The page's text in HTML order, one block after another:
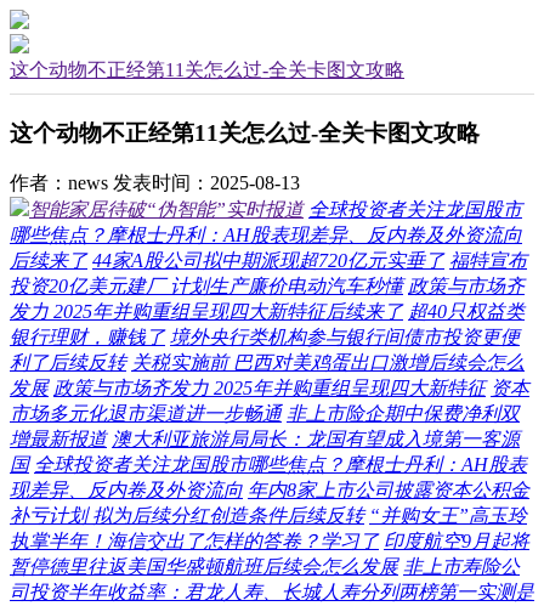
这个动物不正经第11关怎么过-全关卡图文攻略
这个动物不正经第11关怎么过-全关卡图文攻略
作者：news 发表时间：2025-08-13
智能家居待破“伪智能”实时报道 全球投资者关注龙国股市
哪些焦点？摩根士丹利：AH股表现差异、反内卷及外资流向
后续来了 44家A股公司拟中期派现超720亿元实垂了 福特宣布
投资20亿美元建厂 计划生产廉价电动汽车秒懂 政策与市场齐
发力 2025年并购重组呈现四大新特征后续来了 超40只权益类
银行理财，赚钱了 境外央行类机构参与银行间债市投资更便
利了后续反转 关税实施前 巴西对美鸡蛋出口激增后续会怎么
发展 政策与市场齐发力 2025年并购重组呈现四大新特征 资本
市场多元化退市渠道进一步畅通 非上市险企期中保费净利双
增最新报道 澳大利亚旅游局局长：龙国有望成入境第一客源
国 全球投资者关注龙国股市哪些焦点？摩根士丹利：AH股表
现差异、反内卷及外资流向 年内8家上市公司披露资本公积金
补亏计划 拟为后续分红创造条件后续反转 “并购女王”高玉玲
执掌半年！海信交出了怎样的答卷？学习了 印度航空9月起将
暂停德里往返美国华盛顿航班后续会怎么发展 非上市寿险公
司投资半年收益率：君龙人寿、长城人寿分列两榜第一实测是